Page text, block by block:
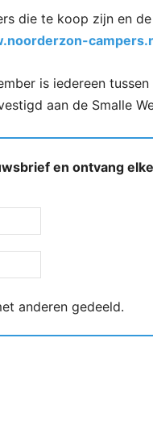
die te koop zijn en
is iedereen
aan de Smalle
en ontvang
anderen gedeeld.